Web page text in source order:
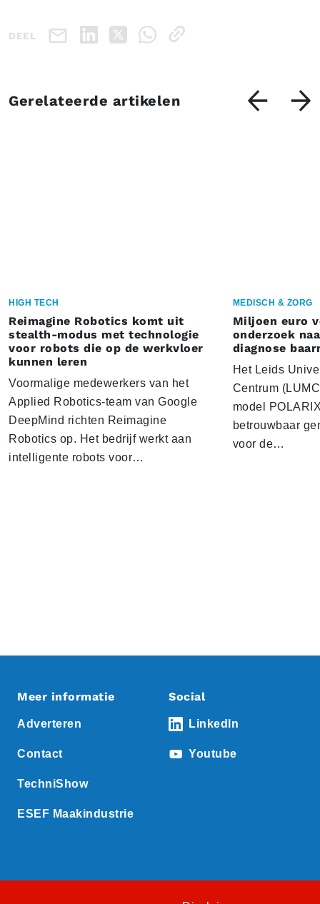
DEEL
Gerelateerde artikelen
HIGH TECH
Reimagine Robotics komt uit
stealth-modus met technologie
voor robots die op de werkvloer
kunnen leren
Voormalige medewerkers van het
Applied Robotics-team van Google
DeepMind richten Reimagine
Robotics op. Het bedrijf werkt aan
intelligente robots voor…
MEDISCH & ZORG
Miljoen euro
onderzoek
diagnose
Het Leids
Centrum
model
betrouwbaar
voor de…
Meer informatie
Adverteren
Contact
TechniShow
ESEF Maakindustrie
Social
LinkedIn
Youtube